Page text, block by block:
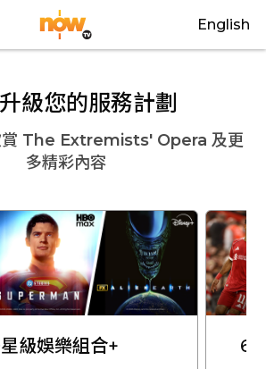
English
級您的服務計劃
The Extremists' Opera 及更
多精彩內容
級娛樂組合+ 6